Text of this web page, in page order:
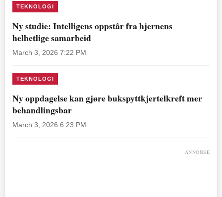
TEKNOLOGI
Ny studie: Intelligens oppstår fra hjernens
helhetlige samarbeid
March 3, 2026 7:22 PM
TEKNOLOGI
Ny oppdagelse kan gjøre bukspyttkjertelkreft mer
behandlingsbar
March 3, 2026 6:23 PM
ANNONSE